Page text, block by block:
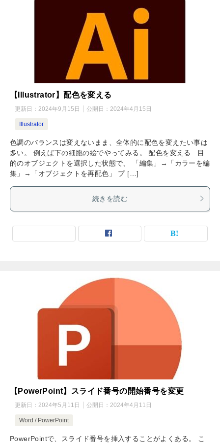
【Illustrator】配色を変える
更新日： 2024年9月15日 公開日： 2024年4月15日
Illustrator
色調のバランスは変えないまま、全体的に配色を変えたい事は
多い。 例えば下の細胞の絵でやってみる。 配色を変える 目
的のオブジェクトを選択した状態で、 「編集」→「カラーを編
集」→「オブジェクトを再配色」 プ […]
続きを読む
【PowerPoint】スライド番号の開始番号を変更
更新日： 2024年5月11日 公開日： 2024年4月11日
Word / PowerPoint
PowerPointで、スライド番号を挿入することがよくある。 こ